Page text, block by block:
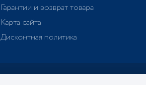
Гарантии и возврат товара
Карта сайта
Дисконтная политика